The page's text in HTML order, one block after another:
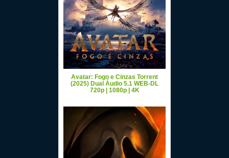
Avatar: Fogo e Cinzas Torrent
(2025) Dual Áudio 5.1 WEB-DL
720p | 1080p | 4K